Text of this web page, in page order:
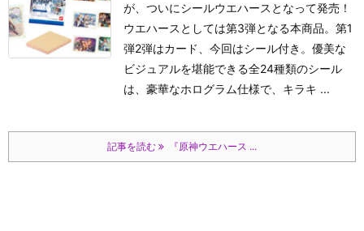
が、ついにシールウエハースとなって発売！
ウエハースとしては第3弾となる本商品。第1
弾2弾はカード、今回はシール付き。優美な
ビジュアルを堪能できる全24種類のシール
は、豪華なホログラム仕様で、キラキ ...
記事を読む 『原神ウエハース ...